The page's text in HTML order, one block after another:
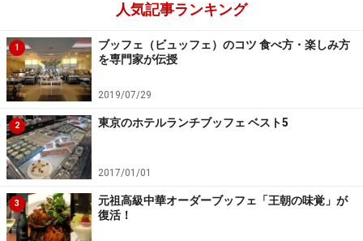
ピエロのお鼻
タイガーブラウニー
ピエロの長靴
ストロベリーボム・ミルクシェーキ
ストロベリーロールケーキ
レアチーズケーキ ストロベリーゼリー添え
真ん中に置かれたメリーゴーランドが印象的です。彩り
が豊かで、見ているだけで、サーカスのようにワクワク
人気記事ランキング
1
ブッフェ（ビュッフェ）のコツ 食べ方・楽しみ方
を専門家が伝授
2019/07/29
2 東京のホテルランチブッフェ ベスト5
2017/01/01
3
元祖高級中華オーダーブッフェ「王朝の味覚」が
復活！